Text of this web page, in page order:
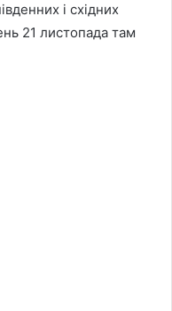
і східних
21 листопада там